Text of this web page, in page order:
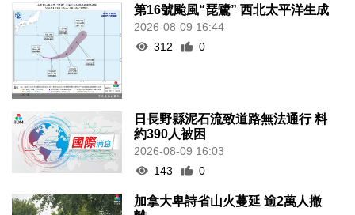
第16號颱風“琵鷺” 西北太平洋生成
2026-08-09 16:44
312
0
日長野縣泥石流致道路無法通行 料
約390人被困
2026-08-09 16:03
143
0
加拿大卑詩省山火蔓延 逾2萬人撤